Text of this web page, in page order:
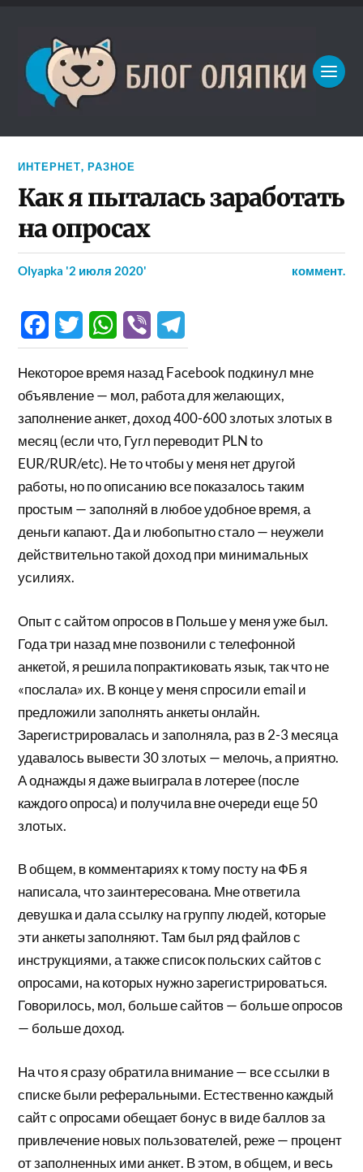
ИНТЕРНЕТ,РАЗНОЕ
Как я пыталась заработать
на опросах
Olyapka '2 июля 2020' коммент.
FacebookTwitter WhatsApp
Viber
Некоторое время назад Facebook подкинул мне
объявление — мол, работа для желающих,
заполнение анкет, доход 400-600 злотых злотых в
месяц (если что, Гугл переводит PLN to
EUR/RUR/etc). Не то чтобы у меня нет другой
работы, но по описанию все показалось таким
простым — заполняй в любое удобное время, а
деньги капают. Да и любопытно стало — неужели
действительно такой доход при минимальных
усилиях.
Опыт с сайтом опросов в Польше у меня уже был.
Года три назад мне позвонили с телефонной
анкетой, я решила попрактиковать язык, так что не
«послала» их. В конце у меня спросили email и
предложили заполнять анкеты онлайн.
Зарегистрировалась и заполняла, раз в 2-3 месяца
удавалось вывести 30 злотых — мелочь, а приятно.
А однажды я даже выиграла в лотерее (после
каждого опроса) и получила вне очереди еще 50
злотых.
В общем, в комментариях к тому посту на ФБ я
написала, что заинтересована. Мне ответила
девушка и дала ссылку на группу людей, которые
эти анкеты заполняют. Там был ряд файлов с
инструкциями, а также список польских сайтов с
опросами, на которых нужно зарегистрироваться.
Говорилось, мол, больше сайтов — больше опросов
— больше доход.
На что я сразу обратила внимание — все ссылки в
списке были реферальными. Естественно каждый
сайт с опросами обещает бонус в виде баллов за
привлечение новых пользователей, реже — процент
от заполненных ими анкет. В этом, в общем, и весь